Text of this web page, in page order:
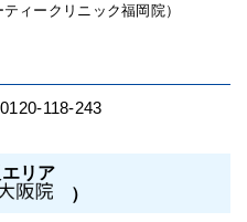
ィークリニック福岡院）
0120-118-243
リア
）